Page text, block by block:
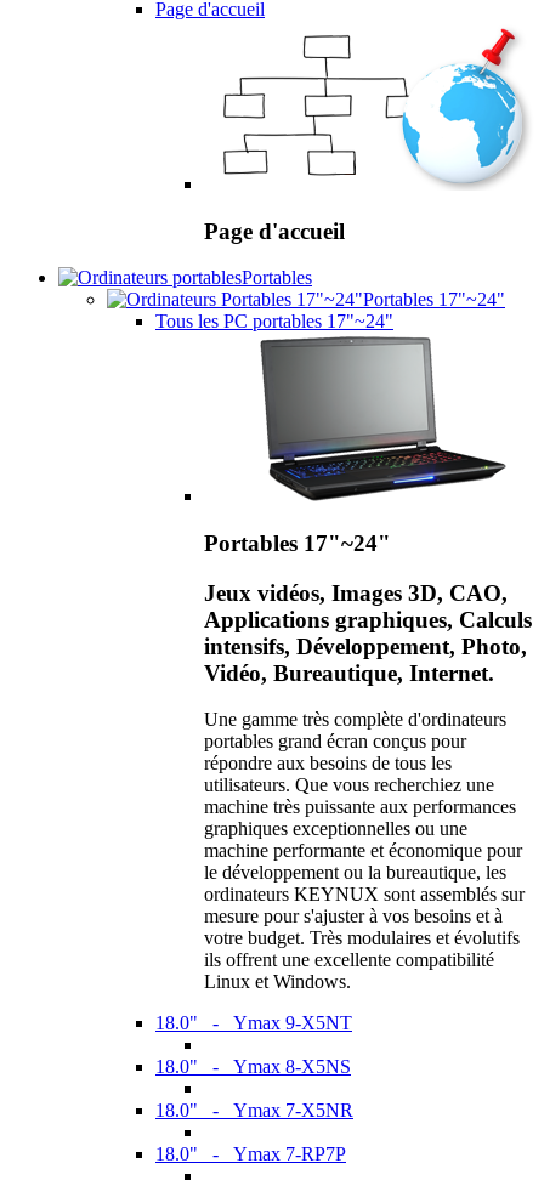
Page d'accueil
Page d'accueil
Portables
Portables 17"~24"
Tous les PC portables 17"~24"
Portables 17"~24"
Jeux vidéos, Images 3D, CAO,
Applications graphiques, Calculs
intensifs, Développement, Photo,
Vidéo, Bureautique, Internet.
Une gamme très complète d'ordinateurs
portables grand écran conçus pour
répondre aux besoins de tous les
utilisateurs. Que vous recherchiez une
machine très puissante aux performances
graphiques exceptionnelles ou une
machine performante et économique pour
le développement ou la bureautique, les
ordinateurs KEYNUX sont assemblés sur
mesure pour s'ajuster à vos besoins et à
votre budget. Très modulaires et évolutifs
ils offrent une excellente compatibilité
Linux et Windows.
18.0" - Ymax 9-X5NT
18.0" - Ymax 8-X5NS
18.0" - Ymax 7-X5NR
18.0" - Ymax 7-RP7P